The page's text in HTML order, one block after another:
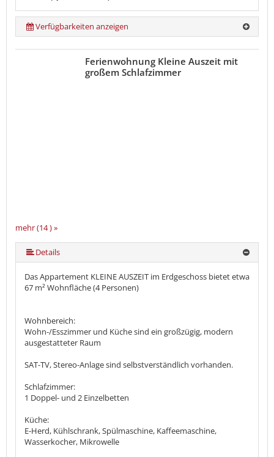
Verfügbarkeiten anzeigen
mehr (14 ) »
mehr (14 ) »
mehr (14 ) »
mehr (14 ) »
mehr (14 ) »
mehr (14 ) »
mehr (14 ) »
mehr (14 ) »
mehr (14 ) »
mehr (14 ) »
mehr (14 ) »
Ferienwohnung Kleine Auszeit mit
großem Schlafzimmer
Details
Das Appartement KLEINE AUSZEIT im Erdgeschoss bietet etwa
67 m² Wohnfläche (4 Personen)
Wohnbereich:
Wohn-/Esszimmer und Küche sind ein großzügig, modern
ausgestatteter Raum
SAT-TV, Stereo-Anlage sind selbstverständlich vorhanden.
Schlafzimmer:
1 Doppel- und 2 Einzelbetten
Küche:
E-Herd, Kühlschrank, Spülmaschine, Kaffeemaschine,
Wasserkocher, Mikrowelle